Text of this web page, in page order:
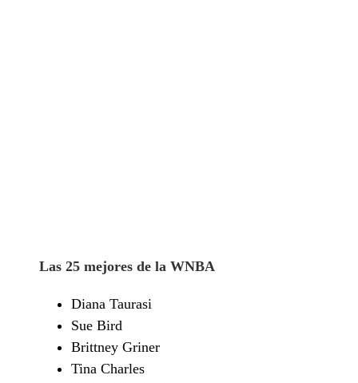
Las 25 mejores de la WNBA
Diana Taurasi
Sue Bird
Brittney Griner
Tina Charles